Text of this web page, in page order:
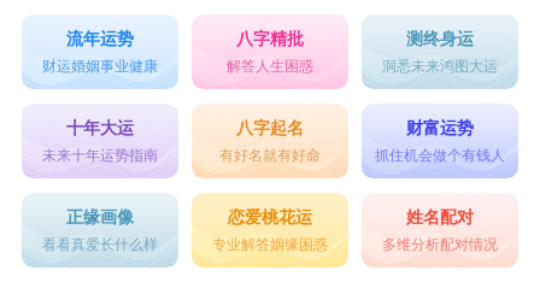
流年运势
财运婚姻事业健康
八字精批
解答人生困惑
测终身运
洞悉未来鸿图大运
十年大运
未来十年运势指南
八字起名
有好名就有好命
财富运势
抓住机会做个有钱人
正缘画像
看看真爱长什么样
恋爱桃花运
专业解答姻缘困惑
姓名配对
多维分析配对情况